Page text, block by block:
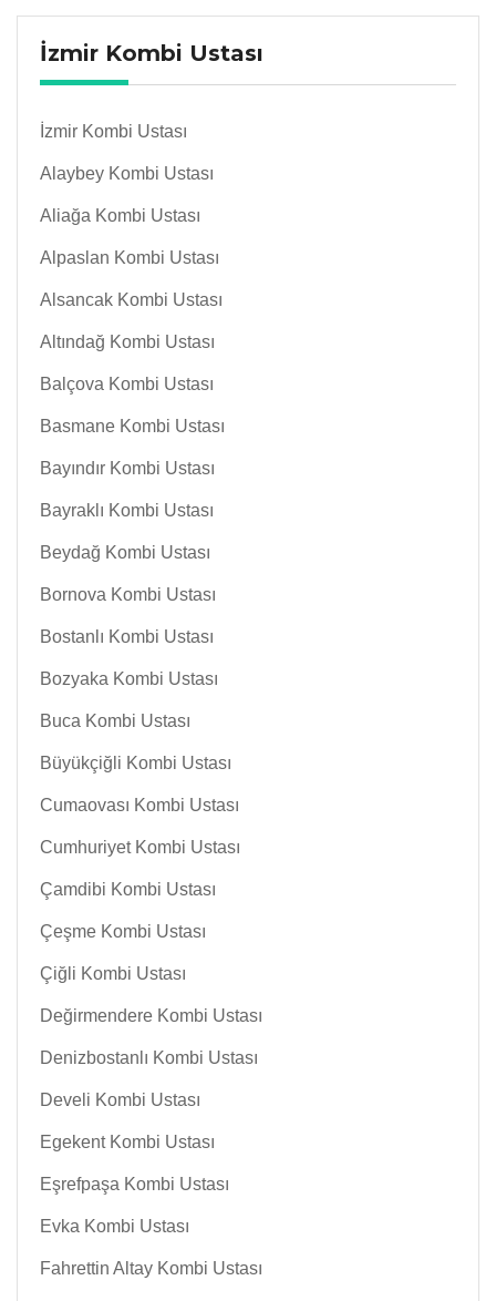
İzmir Kombi Ustası
İzmir Kombi Ustası
Alaybey Kombi Ustası
Aliağa Kombi Ustası
Alpaslan Kombi Ustası
Alsancak Kombi Ustası
Altındağ Kombi Ustası
Balçova Kombi Ustası
Basmane Kombi Ustası
Bayındır Kombi Ustası
Bayraklı Kombi Ustası
Beydağ Kombi Ustası
Bornova Kombi Ustası
Bostanlı Kombi Ustası
Bozyaka Kombi Ustası
Buca Kombi Ustası
Büyükçiğli Kombi Ustası
Cumaovası Kombi Ustası
Cumhuriyet Kombi Ustası
Çamdibi Kombi Ustası
Çeşme Kombi Ustası
Çiğli Kombi Ustası
Değirmendere Kombi Ustası
Denizbostanlı Kombi Ustası
Develi Kombi Ustası
Egekent Kombi Ustası
Eşrefpaşa Kombi Ustası
Evka Kombi Ustası
Fahrettin Altay Kombi Ustası